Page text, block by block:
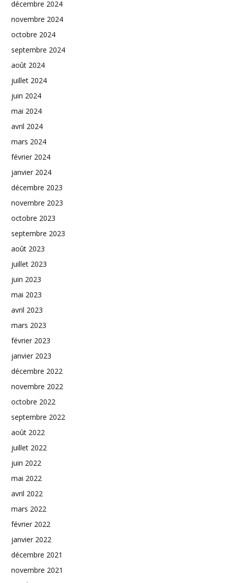
décembre 2024
novembre 2024
octobre 2024
septembre 2024
août 2024
juillet 2024
juin 2024
mai 2024
avril 2024
mars 2024
février 2024
janvier 2024
décembre 2023
novembre 2023
octobre 2023
septembre 2023
août 2023
juillet 2023
juin 2023
mai 2023
avril 2023
mars 2023
février 2023
janvier 2023
décembre 2022
novembre 2022
octobre 2022
septembre 2022
août 2022
juillet 2022
juin 2022
mai 2022
avril 2022
mars 2022
février 2022
janvier 2022
décembre 2021
novembre 2021